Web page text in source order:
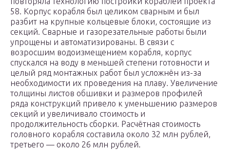
58. Корпус корабля был целиком сварным и был
разбит на крупные кольцевые блоки, состоящие из
секций. Сварные и газорезательные работы были
упрощены и автоматизированы. В связи с
возросшим водоизмещением корабля, корпус
спускался на воду в меньшей степени готовности и
целый ряд монтажных работ был усложнён из-за
необходимости их проведения на плаву. Увеличение
толщины листов обшивки и размеров профилей
ряда конструкций привело к уменьшению размеров
секций и увеличивало стоимость и
продолжительность сборки. Расчётная стоимость
головного корабля составила около 32 млн рублей,
третьего — около 26 млн рублей.